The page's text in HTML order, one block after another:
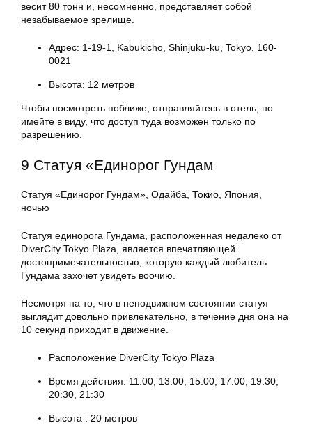
весит 80 тонн и, несомненно, представляет собой
незабываемое зрелище.
Адрес: 1-19-1, Kabukicho, Shinjuku-ku, Tokyo, 160-
0021
Высота: 12 метров
Чтобы посмотреть поближе, отправляйтесь в отель, но
имейте в виду, что доступ туда возможен только по
разрешению.
9 Статуя «Единорог Гундам
Статуя «Единорог Гундам», Одайба, Токио, Япония,
ночью
Статуя единорога Гундама, расположенная недалеко от
DiverCity Tokyo Plaza, является впечатляющей
достопримечательностью, которую каждый любитель
Гундама захочет увидеть воочию.
Несмотря на то, что в неподвижном состоянии статуя
выглядит довольно привлекательно, в течение дня она на
10 секунд приходит в движение.
Расположение DiverCity Tokyo Plaza
Время действия: 11:00, 13:00, 15:00, 17:00, 19:30,
20:30, 21:30
Высота : 20 метров